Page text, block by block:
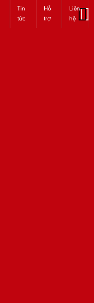
Tin
tức
Hỗ
trợ
Liên
hệ